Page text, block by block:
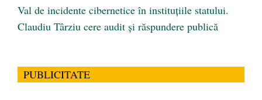
Val de incidente cibernetice în instituțiile statului.
Claudiu Târziu cere audit și răspundere publică
PUBLICITATE